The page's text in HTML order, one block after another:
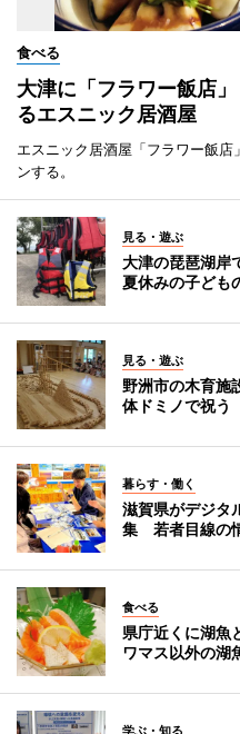
食べる
大津に「フラワー飯店
るエスニック居酒屋
エスニック居酒屋「フラワー飯
ンする。
見る・遊ぶ
大津の琵琶湖岸
夏休みの子ども
見る・遊ぶ
野洲市の木育
体ドミノで祝う
暮らす・働く
滋賀県がデジタ
集 若者目線の
食べる
県庁近くに湖
ワマス以外の湖